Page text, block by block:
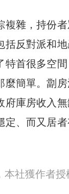
複雜，持份
括反對派和
特首很多空
麼簡單。劏
府庫房收入
定、而又居
社獲作者授